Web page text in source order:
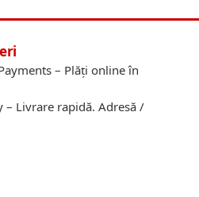
– Plăți online în
– Livrare rapidă. Adresă /